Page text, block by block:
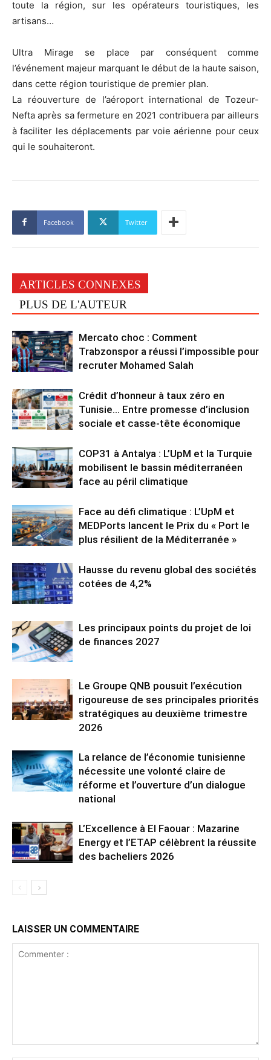
toute la région, sur les opérateurs touristiques, les
artisans…
Ultra Mirage se place par conséquent comme
l’événement majeur marquant le début de la haute saison,
dans cette région touristique de premier plan.
La réouverture de l’aéroport international de Tozeur-
Nefta après sa fermeture en 2021 contribuera par ailleurs
à faciliter les déplacements par voie aérienne pour ceux
qui le souhaiteront.
Facebook Twitter
ARTICLES CONNEXES
PLUS DE L'AUTEUR
Mercato choc : Comment
Trabzonspor a réussi l’impossible pour
recruter Mohamed Salah
Crédit d’honneur à taux zéro en
Tunisie… Entre promesse d’inclusion
sociale et casse-tête économique
COP31 à Antalya : L’UpM et la Turquie
mobilisent le bassin méditerranéen
face au péril climatique
Face au défi climatique : L’UpM et
MEDPorts lancent le Prix du « Port le
plus résilient de la Méditerranée »
Hausse du revenu global des sociétés
cotées de 4,2%
Les principaux points du projet de loi
de finances 2027
Le Groupe QNB pousuit l’exécution
rigoureuse de ses principales priorités
stratégiques au deuxième trimestre
2026
La relance de l’économie tunisienne
nécessite une volonté claire de
réforme et l’ouverture d’un dialogue
national
L’Excellence à El Faouar : Mazarine
Energy et l’ETAP célèbrent la réussite
des bacheliers 2026
LAISSER UN COMMENTAIRE